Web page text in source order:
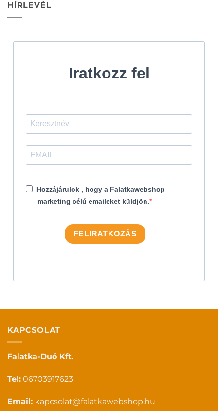
HÍRLEVÉL
Iratkozz fel
Hozzájárulok , hogy a Falatkawebshop
marketing célú emaileket küldjön.
FELIRATKOZÁS
KAPCSOLAT
Falatka-Duó Kft.
Tel: 06703917623
Email: kapcsolat@falatkawebshop.hu